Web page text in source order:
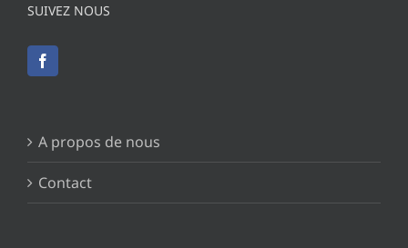
SUIVEZ NOUS
A propos de nous
Contact